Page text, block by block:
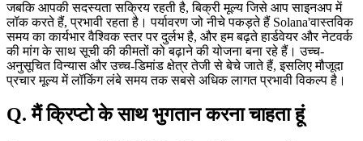
जबकि आपकी सदस्यता सक्रिय रहती है, बिक्री मूल्य जिसे आप साइनअप में
लॉक करते हैं, प्रभावी रहता है। पर्यावरण जो नीचे पकड़ते हैं Solana'वास्तविक
समय का कार्यभार वैश्विक स्तर पर दुर्लभ है, और हम बढ़ते हार्डवेयर और नेटवर्क
की मांग के साथ सूची की कीमतों को बढ़ाने की योजना बना रहे हैं। उच्च-
अनुसूचित विन्यास और उच्च-डिमांड क्षेत्र तेजी से बेचे जाते हैं, इसलिए मौजूदा
प्रचार मूल्य में लॉकिंग लंबे समय तक सबसे अधिक लागत प्रभावी विकल्प है।
Q. मैं क्रिप्टो के साथ भुगतान करना चाहता हूं